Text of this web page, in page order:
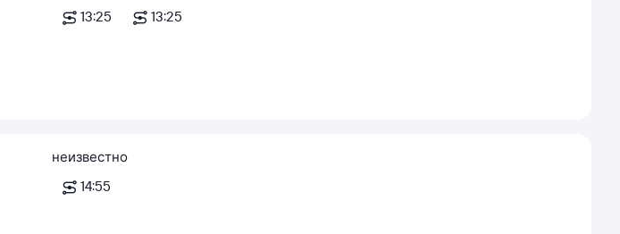
13:25
13:25
неизвестно
14:55